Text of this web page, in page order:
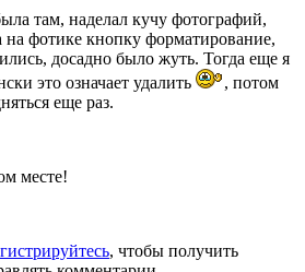
там, наделал кучу фотографий,
на фотике кнопку форматирование,
досадно было жуть. Тогда еще я
это означает удалить
, потом
еще раз.
месте!
, чтобы получить